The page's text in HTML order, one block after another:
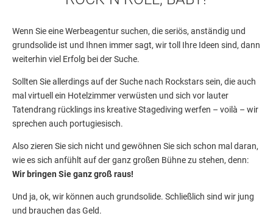
Wenn Sie eine Werbeagentur suchen, die seriös, anständig und
grundsolide ist und Ihnen immer sagt, wir toll Ihre Ideen sind, dann
weiterhin viel Erfolg bei der Suche.
Sollten Sie allerdings auf der Suche nach Rockstars sein, die auch
mal virtuell ein Hotelzimmer verwüsten und sich vor lauter
Tatendrang rücklings ins kreative Stagediving werfen – voilà – wir
sprechen auch portugiesisch.
Also zieren Sie sich nicht und gewöhnen Sie sich schon mal daran,
wie es sich anfühlt auf der ganz großen Bühne zu stehen, denn:
Wir bringen Sie ganz groß raus!
Und ja, ok, wir können auch grundsolide. Schließlich sind wir jung
und brauchen das Geld.